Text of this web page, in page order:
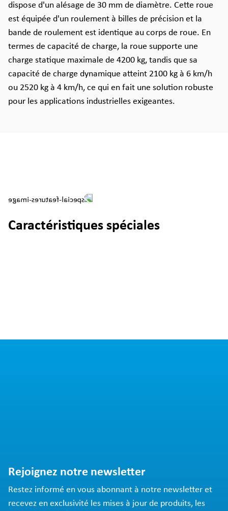
dispose d'un alésage de 30 mm de diamètre. Cette roue
est équipée d'un roulement à billes de précision et la
bande de roulement est identique au corps de roue. En
termes de capacité de charge, la roue supporte une
charge statique maximale de 4200 kg, tandis que sa
capacité de charge dynamique atteint 2100 kg à 6 km/h
ou 2520 kg à 4 km/h, ce qui en fait une solution robuste
pour les applications industrielles exigeantes.
Caractéristiques spéciales
Rejoignez notre newsletter
Restez informé en vous abonnant à notre newsletter et
recevez en exclusivité les mises à jour de produits, les